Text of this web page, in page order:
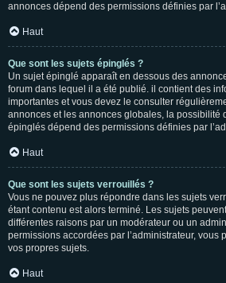
annonces dépend des permissions définies par
Haut
Que sont les sujets épinglés ?
Un sujet épinglé apparaît en dessous des
forum dans lequel il a été publié. il contient des
importantes et vous devez le consulter
annonces et les annonces globales, la possibilité
épinglés dépend des permissions définies par
Haut
Que sont les sujets verrouillés ?
Vous ne pouvez plus répondre dans les sujets
étant contenu est alors terminé. Les sujets
différentes raisons par un modérateur ou un
permissions accordées par l’administrateur, vous
vos propres sujets.
Haut